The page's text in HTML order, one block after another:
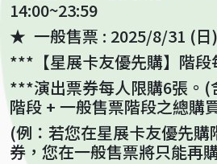
14:00~23:59
★ 一般售票 : 2025/8/31 (日
***【星展卡友優先購】階段
***演出票券每人限購6張。(
階段 + 一般售票階段之總購
(例：若您在星展卡友優先購
券，您在一般售票將只能再